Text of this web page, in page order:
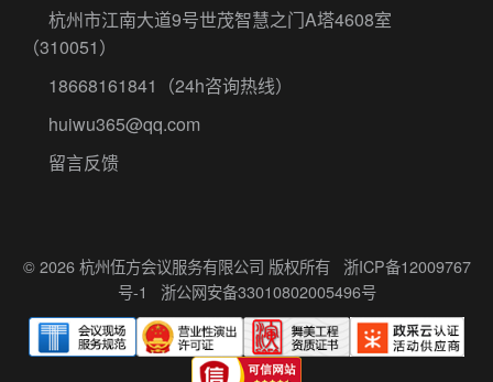
杭州市江南大道9号世茂智慧之门A塔4608室
（310051）
18668161841
（24h咨询热线）
huiwu365@qq.com
留言反馈
© 2026 杭州伍方会议服务有限公司 版权所有 浙ICP备12009767
号-1
浙公网安备33010802005496号